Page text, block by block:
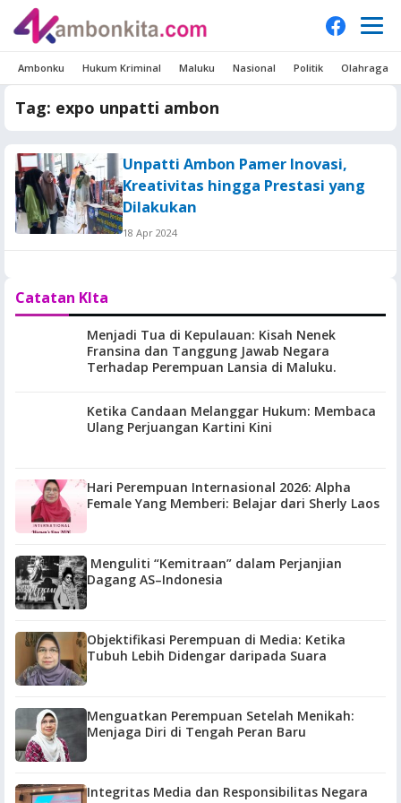
Ambonku Hukum Kriminal Maluku Nasional Politik Olahraga
Tag: expo unpatti ambon
Unpatti Ambon Pamer Inovasi,
Kreativitas hingga Prestasi yang
Dilakukan
18 Apr 2024
Catatan KIta
Menjadi Tua di Kepulauan: Kisah Nenek
Fransina dan Tanggung Jawab Negara
Terhadap Perempuan Lansia di Maluku.
Ketika Candaan Melanggar Hukum: Membaca
Ulang Perjuangan Kartini Kini
Hari Perempuan Internasional 2026: Alpha
Female Yang Memberi: Belajar dari Sherly Laos
Menguliti “Kemitraan” dalam Perjanjian
Dagang AS–Indonesia
Objektifikasi Perempuan di Media: Ketika
Tubuh Lebih Didengar daripada Suara
Menguatkan Perempuan Setelah Menikah:
Menjaga Diri di Tengah Peran Baru
Integritas Media dan Responsibilitas Negara